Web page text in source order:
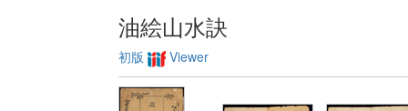
油絵山水訣
初版 Viewer